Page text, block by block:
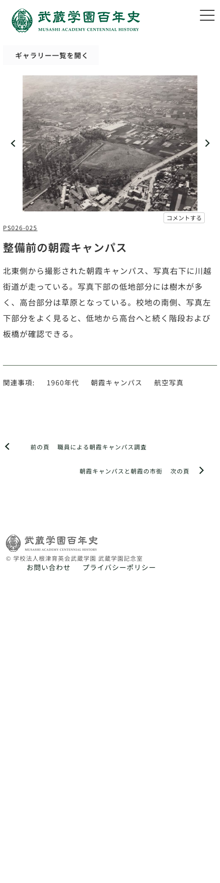
ギャラリー一覧を開く
コメントする
PS026-025
整備前の朝霞キャンパス
北東側から撮影された朝霞キャンパス、写真右下に川越
街道が走っている。写真下部の低地部分には樹木が多
く、高台部分は草原となっている。校地の南側、写真左
下部分をよく見ると、低地から高台へと続く階段および
板橋が確認できる。
関連事項: 1960年代 朝霞キャンパス 航空写真
前の頁 職員による朝霞キャンパス調査
次の頁
朝霞キャンパスと朝霞の市街
© 学校法人根津育英会武蔵学園 武蔵学園記念室
お問い合わせ プライバシーポリシー